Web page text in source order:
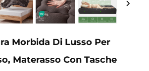
Morbida Di Lusso Per
Materasso Con Tasche